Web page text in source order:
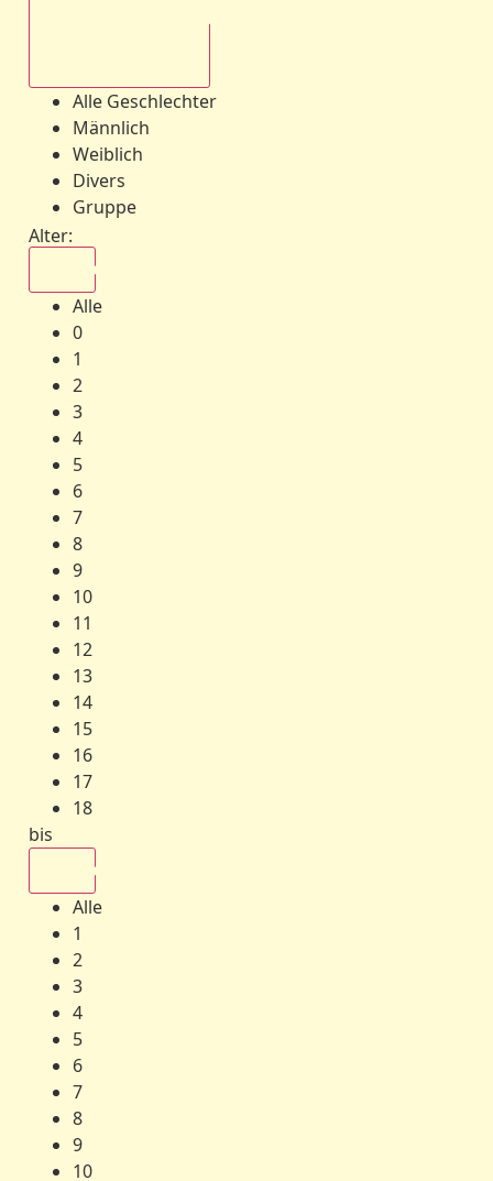
Alle Geschlechter
Männlich
Weiblich
Divers
Gruppe
Alter:
Alle
0
1
2
3
4
5
6
7
8
9
10
11
12
13
14
15
16
17
18
bis
Alle
1
2
3
4
5
6
7
8
9
10